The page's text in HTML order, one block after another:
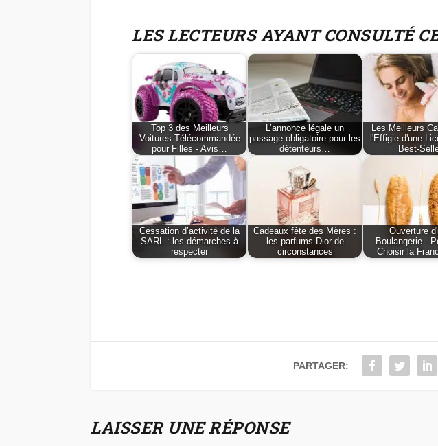
LES LECTEURS AYANT CONSULTÉ
Top 3 des Meilleurs
Voitures Télécommandée
pour Filles - Avis…
L’annonce légale un
passage obligatoire pour les
détenteurs…
Les Meilleurs
l'Effigie d'une
Best-
Cessation d’activité de la
SARL : les démarches à
respecter
Cadeaux fête des Mères :
les parfums Dior de
circonstances
Ouverture
Boulangerie -
Choisir la
PARTAGER:
LAISSER UNE RÉPONSE